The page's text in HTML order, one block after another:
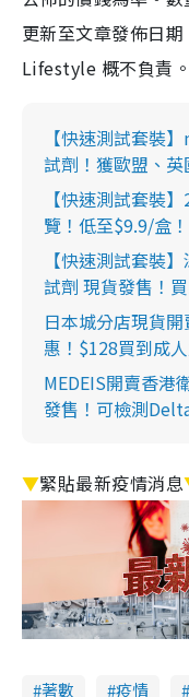
更新至文章發佈日
Lifestyle 概不負責
【快速測試套裝
試劑！獲歐盟、
【快速測試套裝
覽！低至$9.9/盒
【快速測試套裝
試劑 現貨發售！
日本城分店現貨
惠！$128買到成
MEDEIS開賣香港
發售！可檢測
▼緊貼最新疫情消息
著數 疫情